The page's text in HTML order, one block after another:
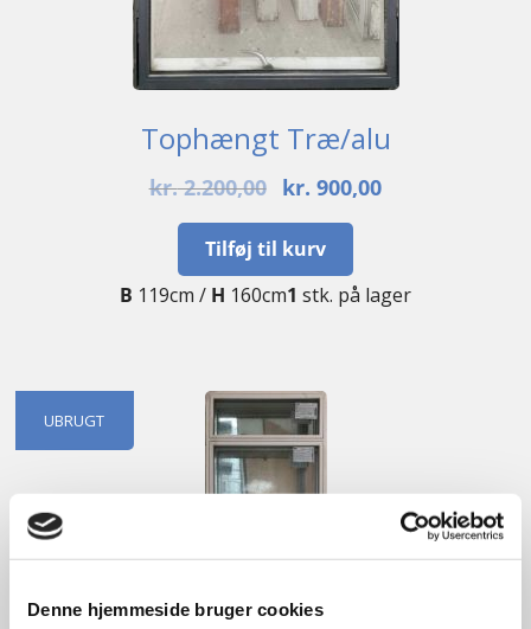
Denne hjemmeside bruger cookies
Tophængt Træ/alu
kr.2.200,00
Den
pris
var:
kr. 2.200,00.
kr. 900,00Den
kr. 900,00.
Tilføj til kurv
B 119cm / H 160cm1 stk. på lager
UBRUGT